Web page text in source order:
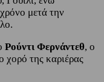
μετά την
Ρούντι Φερνάντεθ, ο
χορό της καριέρας